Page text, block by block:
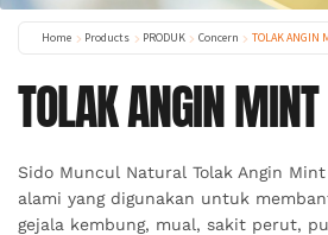
Home Products PRODUK Concern TOLAK ANGIN
TOLAK ANGIN MINT
Sido Muncul Natural Tolak Angin
alami yang digunakan untuk
gejala kembung, mual, sakit perut,